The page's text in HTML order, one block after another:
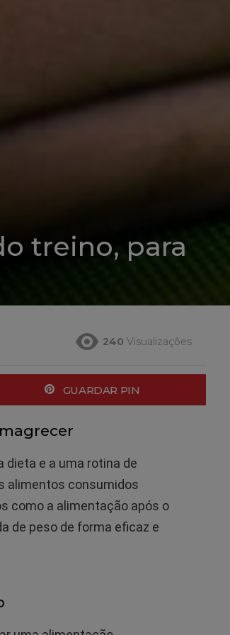
treino, para
240 Visualizações
GUARDAR PIN
dieta e a uma rotina de
alimentos consumidos
como a alimentação após o
de peso de forma eficaz e